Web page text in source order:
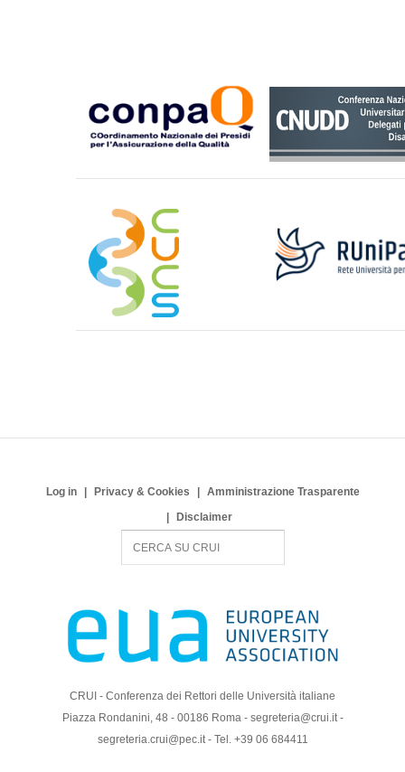
Log in Privacy & Cookies
Amministrazione Trasparente
Disclaimer
c
CRUI - Conferenza dei Rettori delle Università italiane
Piazza Rondanini, 48 - 00186 Roma - segreteria@crui.it -
segreteria.crui@pec.it - Tel. +39 06 684411